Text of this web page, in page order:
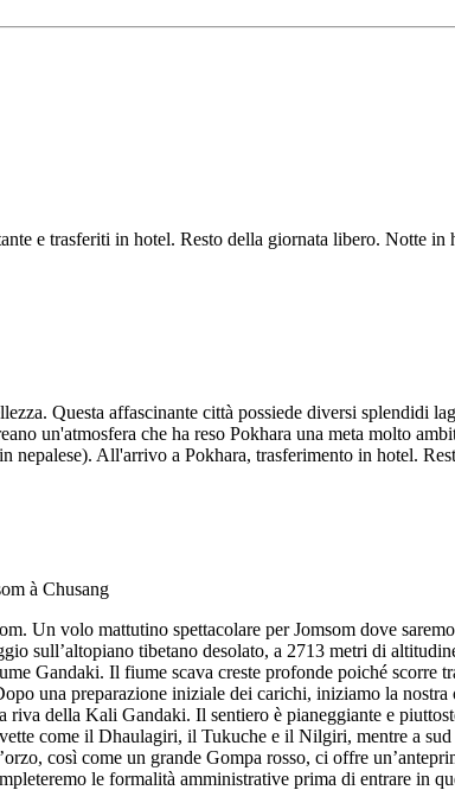
e trasferiti in hotel. Resto della giornata libero. Notte in
Questa affascinante città possiede diversi splendidi
un'atmosfera che ha reso Pokhara una meta molto
All'arrivo a Pokhara, trasferimento in hotel.
Un volo mattutino spettacolare per Jomsom dove
sull’altopiano tibetano desolato, a 2713 metri di
Gandaki. Il fiume scava creste profonde poiché scorre
una preparazione iniziale dei carichi, iniziamo la
della Kali Gandaki. Il sentiero è pianeggiante e
come il Dhaulagiri, il Tukuche e il Nilgiri, mentre a
così come un grande Gompa rosso, ci offre
le formalità amministrative prima di entrare in